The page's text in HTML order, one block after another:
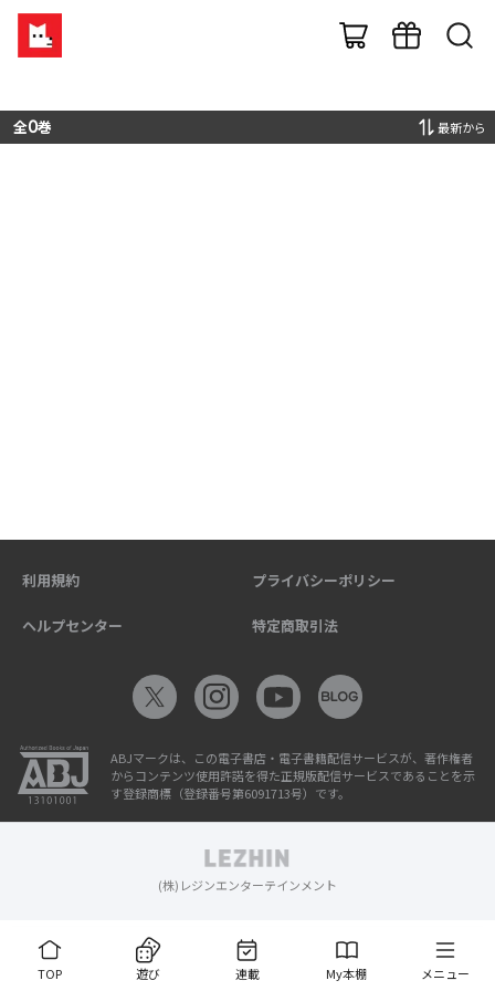
全0巻 最新から
TOP 遊び 連載 My本棚 メニュー
利用規約 プライバシーポリシー
ヘルプセンター 特定商取引法
ABJマークは、この電子書店・電子書籍配信サービスが、著作権者
からコンテンツ使用許諾を得た正規版配信サービスであることを示
す登録商標（登録番号第6091713号）です。
(株)レジンエンターテインメント